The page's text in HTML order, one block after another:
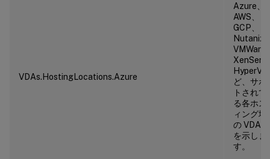
VDAs.HostingLocations.Azure
Azure、
AWS、
GCP、
Nutanix
VMWare
HyperV
ど、サポ
トされて
る各ホス
ィング場
の VDA
を示しま
す。